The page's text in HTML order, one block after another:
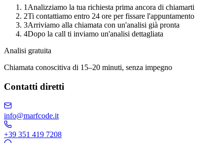
1Analizziamo la tua richiesta prima ancora di chiamarti
2Ti contattiamo entro 24 ore per fissare l'appuntamento
3Arriviamo alla chiamata con un'analisi già pronta
4Dopo la call ti inviamo un'analisi dettagliata
Analisi gratuita
Chiamata conoscitiva di 15–20 minuti, senza impegno
Contatti diretti
info@marfcode.it
+39 351 419 7208